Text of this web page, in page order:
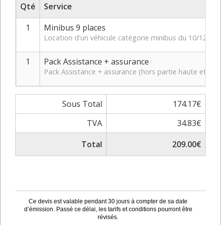
Qté
Service
1
Minibus 9 places
Location d'un véhicule catégorie minibus du 10/12/
1 Pack Assistance + assurance
Pack Assistance + assurance (hors partie haute et
Sous Total
174.17€
TVA
34.83€
Total
209.00€
Ce devis est valable pendant 30 jours à compter de sa date
d’émission. Passé ce délai, les tarifs et conditions pourront être
révisés.